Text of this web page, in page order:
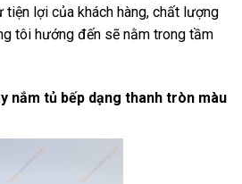
lợi của khách hàng, chất lượng
tôi hướng đến sẽ nằm trong tầm
nắm tủ bếp dạng thanh tròn màu